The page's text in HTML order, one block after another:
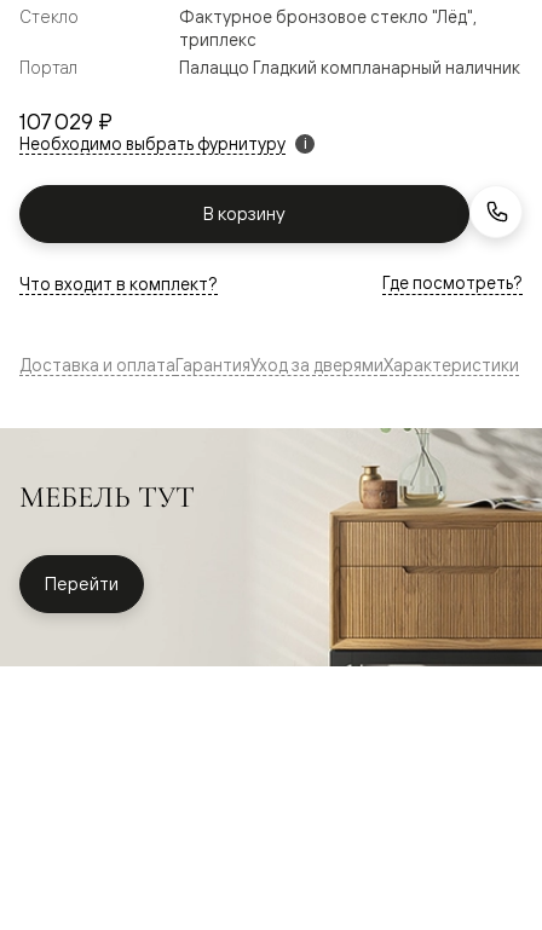
107 029 ₽
Необходимо выбрать фурнитуру i
В корзину
Стекло
Фактурное бронзовое стекло "Лёд",
триплекс
Портал
Палаццо Гладкий компланарный наличник
Что входит в комплект? Где посмотреть?
Доставка и оплатаГарантияУход за дверямиХарактеристики
МЕБЕЛЬ ТУТ
Перейти